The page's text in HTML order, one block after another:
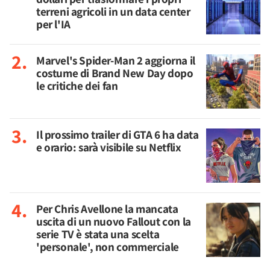
terreni agricoli in un data center
per l'IA
Marvel's Spider-Man 2 aggiorna il
costume di Brand New Day dopo
le critiche dei fan
Il prossimo trailer di GTA 6 ha data
e orario: sarà visibile su Netflix
Per Chris Avellone la mancata
uscita di un nuovo Fallout con la
serie TV è stata una scelta
'personale', non commerciale